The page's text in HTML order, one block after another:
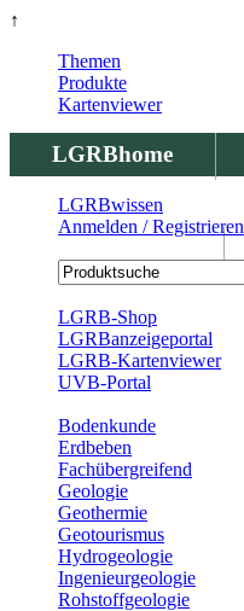
↑
LGRBhome
LGRBbohrungen
Themen
Produkte
Kartenviewer
LGRBwissen
Anmelden / Registrieren
LGRB-Shop
LGRBanzeigeportal
LGRB-Kartenviewer
UVB-Portal
Bodenkunde
Erdbeben
Fachübergreifend
Geologie
Geothermie
Geotourismus
Hydrogeologie
Ingenieurgeologie
Rohstoffgeologie